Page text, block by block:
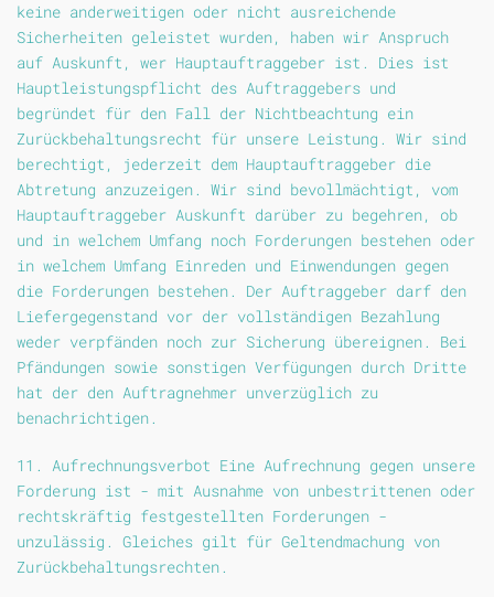
keine anderweitigen oder nicht ausreichende
Sicherheiten geleistet wurden, haben wir Anspruch
auf Auskunft, wer Hauptauftraggeber ist. Dies ist
Hauptleistungspflicht des Auftraggebers und
begründet für den Fall der Nichtbeachtung ein
Zurückbehaltungsrecht für unsere Leistung. Wir sind
berechtigt, jederzeit dem Hauptauftraggeber die
Abtretung anzuzeigen. Wir sind bevollmächtigt, vom
Hauptauftraggeber Auskunft darüber zu begehren, ob
und in welchem Umfang noch Forderungen bestehen oder
in welchem Umfang Einreden und Einwendungen gegen
die Forderungen bestehen. Der Auftraggeber darf den
Liefergegenstand vor der vollständigen Bezahlung
weder verpfänden noch zur Sicherung übereignen. Bei
Pfändungen sowie sonstigen Verfügungen durch Dritte
hat der den Auftragnehmer unverzüglich zu
benachrichtigen.
11. Aufrechnungsverbot Eine Aufrechnung gegen unsere
Forderung ist - mit Ausnahme von unbestrittenen oder
rechtskräftig festgestellten Forderungen -
unzulässig. Gleiches gilt für Geltendmachung von
Zurückbehaltungsrechten.